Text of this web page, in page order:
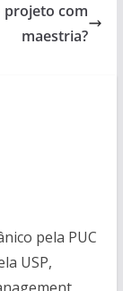
projeto com
maestria?
pela PUC
USP,